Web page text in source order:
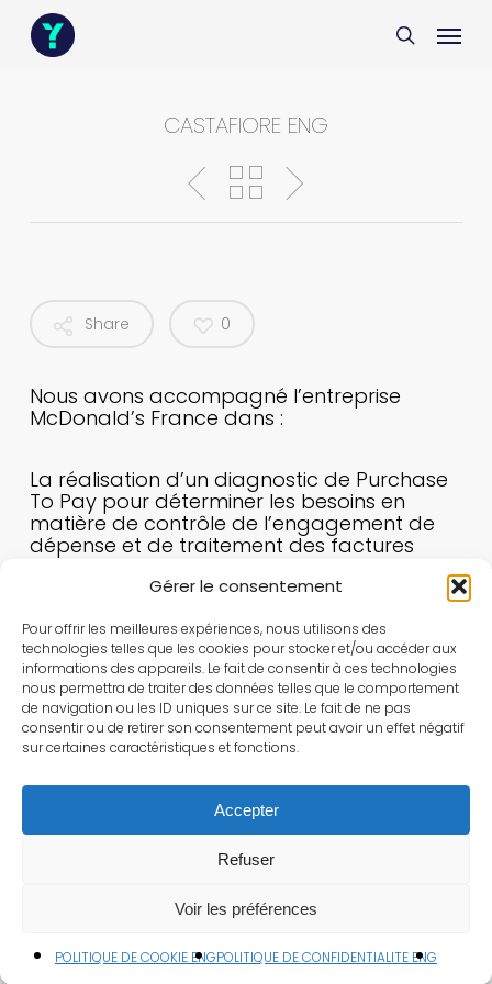
Gérer le consentement
Pour offrir les meilleures expériences, nous utilisons des
technologies telles que les cookies pour stocker et/ou accéder aux
informations des appareils. Le fait de consentir à ces technologies
nous permettra de traiter des données telles que le comportement
de navigation ou les ID uniques sur ce site. Le fait de ne pas
consentir ou de retirer son consentement peut avoir un effet négatif
sur certaines caractéristiques et fonctions.
Accepter
Refuser
Voir les préférences
POLITIQUE DE COOKIE ENGPOLITIQUE DE CONFIDENTIALITE ENG
main
search
Menu
CASTAFIORE ENG
Share 0
Nous avons accompagné l’entreprise
McDonald’s France dans :
La réalisation d’un diagnostic de Purchase
To Pay pour déterminer les besoins en
matière de contrôle de l’engagement de
dépense et de traitement des factures
fournisseur notamment dans la pespective
de la législation 2024 sur le e-invoicing et le
L’élaboration d’un cahier des charges
fonctionnelles et l’administration d’un appel
d’offre
La direction de projet et l’assistance à
maîtrise d’ouvrage dans le cadre de la
conception, de la recette puis du
déploiement de la solution
Le change management dans le cadre de
la transformation des fonctions clientes de